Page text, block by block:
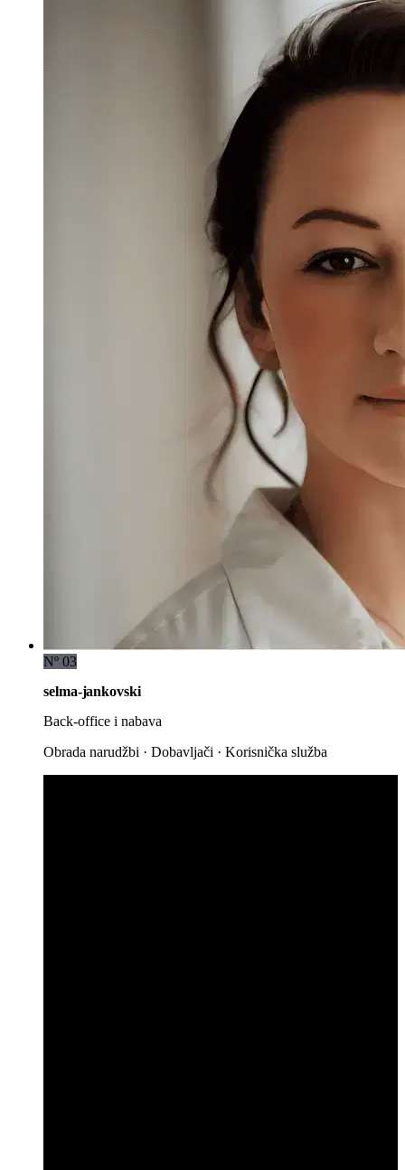
Nº 03
selma-jankovski
Back-office i nabava
Obrada narudžbi · Dobavljači · Korisnička služba